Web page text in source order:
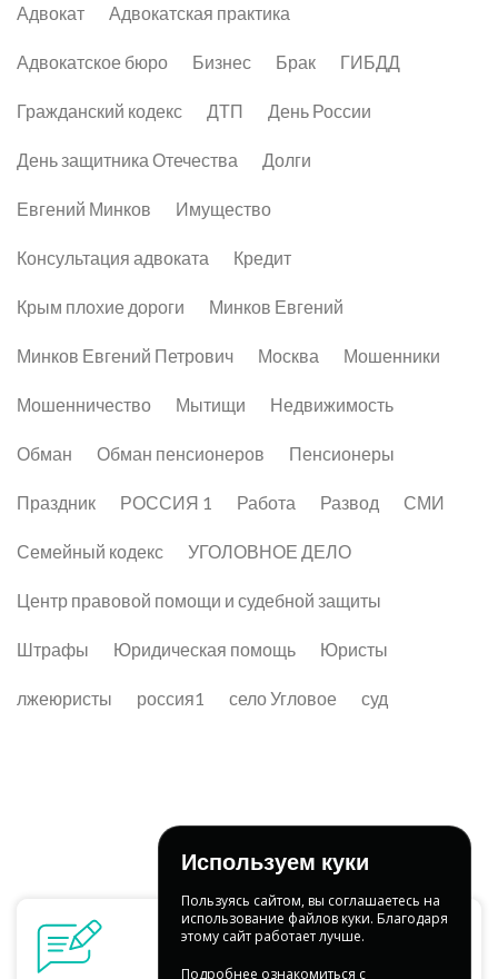
Адвокат Адвокатская практика
Адвокатское бюро Бизнес Брак ГИБДД
Гражданский кодекс ДТП День России
День защитника Отечества Долги
Евгений Минков Имущество
Консультация адвоката Кредит
Крым плохие дороги Минков Евгений
Минков Евгений Петрович Москва Мошенники
Мошенничество Мытищи Недвижимость
Обман Обман пенсионеров Пенсионеры
Праздник РОССИЯ 1 Работа Развод СМИ
Семейный кодекс УГОЛОВНОЕ ДЕЛО
Центр правовой помощи и судебной защиты
Штрафы Юридическая помощь Юристы
лжеюристы россия1 село Угловое суд
Используем куки
Пользуясь сайтом, вы соглашаетесь на
использование файлов куки. Благодаря
этому сайт работает лучше.
Подробнее ознакомиться с